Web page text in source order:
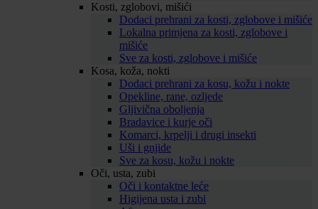
Kosti, zglobovi, mišići
Dodaci prehrani za kosti, zglobove i mišiće
Lokalna primjena za kosti, zglobove i
mišiće
Sve za kosti, zglobove i mišiće
Kosa, koža, nokti
Dodaci prehrani za kosu, kožu i nokte
Opekline, rane, ozljede
Gljivična oboljenja
Bradavice i kurje oči
Komarci, krpelji i drugi insekti
Uši i gnjide
Sve za kosu, kožu i nokte
Oči, usta, zubi
Oči i kontaktne leće
Higijena usta i zubi